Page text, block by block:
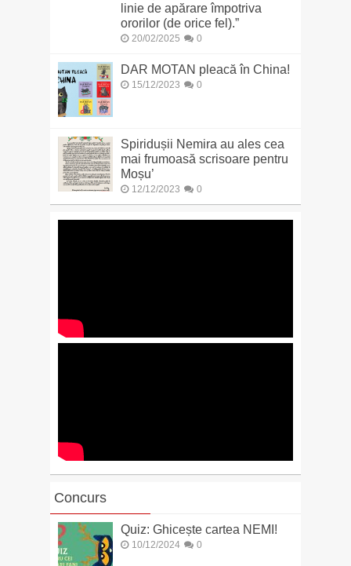
linie de apărare împotriva
ororilor (de orice fel).”
20/02/2025 0
DAR MOTAN pleacă în China!
15/12/2023 0
Spiridușii Nemira au ales cea
mai frumoasă scrisoare pentru
Moșu’
12/12/2023 0
Concurs
Quiz: Ghicește cartea NEMI!
10/12/2024 0